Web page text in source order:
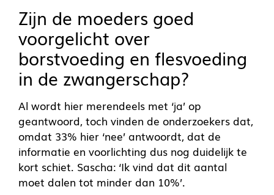
Zijn de moeders goed
voorgelicht over
borstvoeding en flesvoeding
in de zwangerschap?
Al wordt hier merendeels met ‘ja’ op
geantwoord, toch vinden de onderzoekers dat,
omdat 33% hier ‘nee’ antwoordt, dat de
informatie en voorlichting dus nog duidelijk te
kort schiet. Sascha: ‘Ik vind dat dit aantal
moet dalen tot minder dan 10%’.